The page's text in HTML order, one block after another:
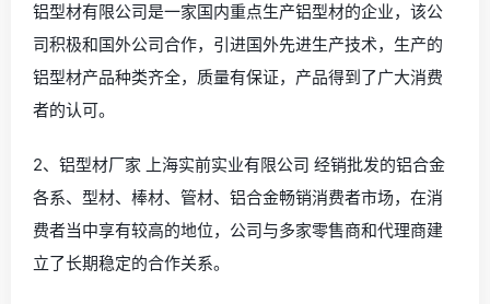
铝型材有限公司是一家国内重点生产铝型材的企业，该公
司积极和国外公司合作，引进国外先进生产技术，生产的
铝型材产品种类齐全，质量有保证，产品得到了广大消费
者的认可。
2、铝型材厂家 上海实前实业有限公司 经销批发的铝合金
各系、型材、棒材、管材、铝合金畅销消费者市场，在消
费者当中享有较高的地位，公司与多家零售商和代理商建
立了长期稳定的合作关系。